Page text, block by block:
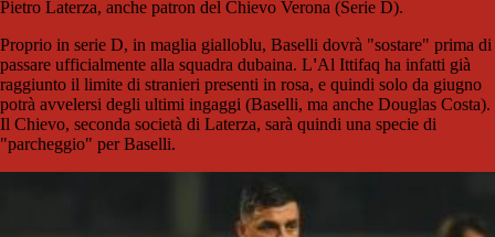
Pietro Laterza, anche patron del Chievo Verona (Serie D).
Proprio in serie D, in maglia gialloblu, Baselli dovrà "sostare" prima di
passare ufficialmente alla squadra dubaina. L'Al Ittifaq ha infatti già
raggiunto il limite di stranieri presenti in rosa, e quindi solo da giugno
potrà avvelersi degli ultimi ingaggi (Baselli, ma anche Douglas Costa).
Il Chievo, seconda società di Laterza, sarà quindi una specie di
"parcheggio" per Baselli.